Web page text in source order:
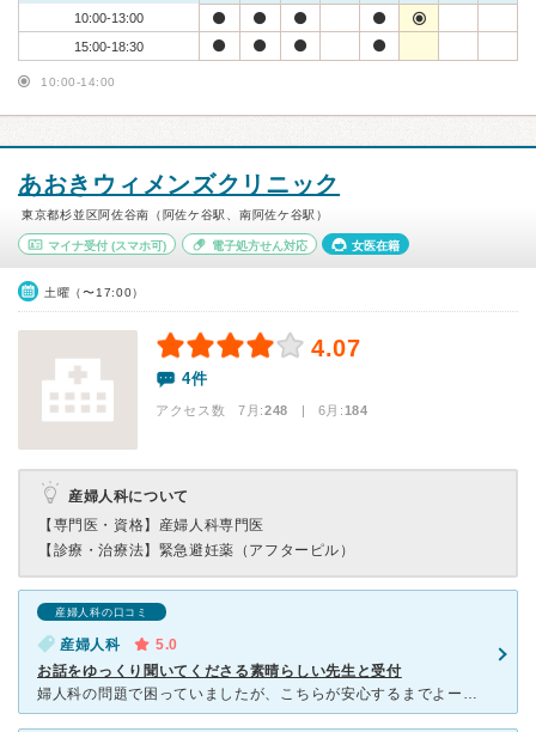
10:00-13:00
15:00-18:30
10:00-14:00
あおきウィメンズクリニック
東京都杉並区阿佐谷南（阿佐ケ谷駅、南阿佐ケ谷駅）
マイナ受付 (スマホ可) 電子処方せん対応 女医在籍
土曜（〜17:00）
4.07
4件
アクセス数 7月:248 | 6月:184
産婦人科について
【専門医・資格】 産婦人科専門医
【診療・治療法】 緊急避妊薬（アフターピル）
産婦人科の口コミ
産婦人科
5.0
お話をゆっくり聞いてくださる素晴らしい先生と受付
婦人科の問題で困っていましたが、こちらが安心するまでよーく話しを聞いてくださりました。親身になって考えてくださる、最近では数少ない素晴らしい先生です。受付の方もみなさん親切で、心配りが行き届いています